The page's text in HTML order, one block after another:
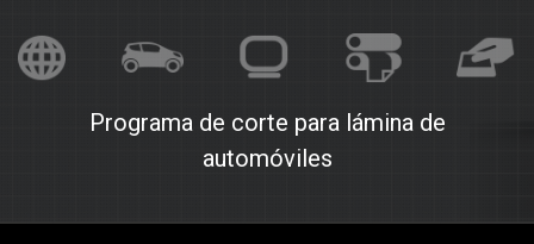
Programa de corte para lámina de
automóviles